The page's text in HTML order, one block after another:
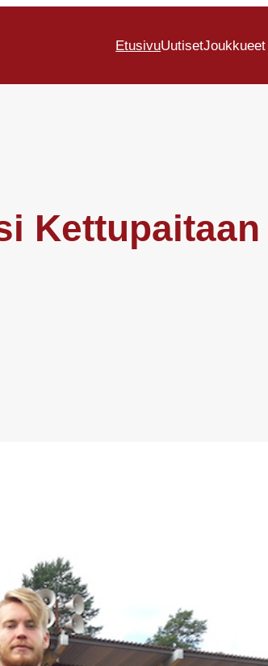
EtusivuUutisetJoukkueet
Kettupaitaan